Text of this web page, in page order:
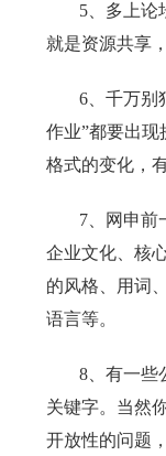
5、多上论
就是资源共享
6、千万别
作业”都要出
格式的变化，
7、网申前
企业文化、核
的风格、用词
语言等。
8、有一些
关键字。当然
开放性的问题